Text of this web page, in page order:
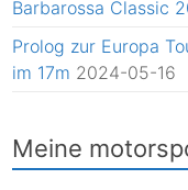
Barbarossa Classic
Prolog zur Europa
im 17m 2024-05-16
Meine